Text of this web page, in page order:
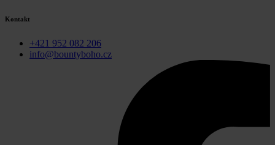
Kontakt
+421 952 082 206
info@bountyboho.cz